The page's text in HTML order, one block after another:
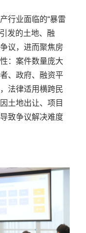
行业面临的“暴雷
发的土地、融
议，进而聚焦房
：案件数量庞大
、政府、融资平
法律适用横跨民
土地出让、项目
致争议解决难度